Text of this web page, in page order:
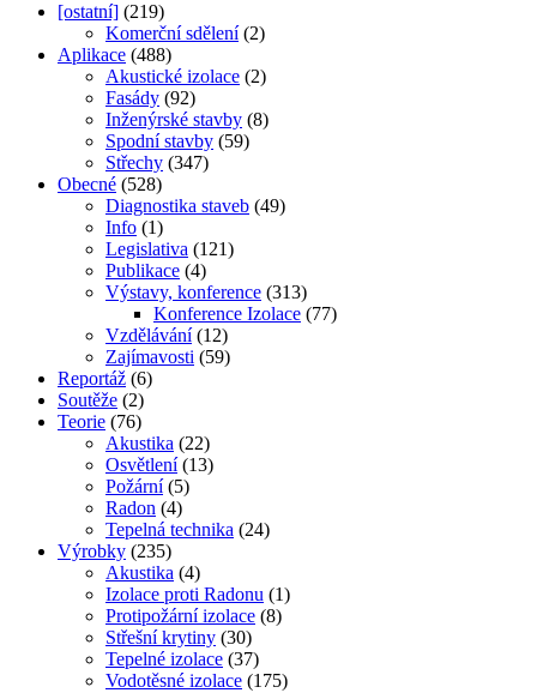
[ostatní] (219)
Komerční sdělení (2)
Aplikace (488)
Akustické izolace (2)
Fasády (92)
Inženýrské stavby (8)
Spodní stavby (59)
Střechy (347)
Obecné (528)
Diagnostika staveb (49)
Info (1)
Legislativa (121)
Publikace (4)
Výstavy, konference (313)
Konference Izolace (77)
Vzdělávání (12)
Zajímavosti (59)
Reportáž (6)
Soutěže (2)
Teorie (76)
Akustika (22)
Osvětlení (13)
Požární (5)
Radon (4)
Tepelná technika (24)
Výrobky (235)
Akustika (4)
Izolace proti Radonu (1)
Protipožární izolace (8)
Střešní krytiny (30)
Tepelné izolace (37)
Vodotěsné izolace (175)